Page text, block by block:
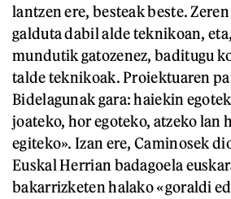
lantzen ere, besteak beste.
galduta dabil alde teknikoan,
mundutik gatozenez, baditugu
talde teknikoak. Proiektuaren
Bidelagunak gara: haiekin
joateko, hor egoteko, atzeko lan
egiteko». Izan ere, Caminosek
Euskal Herrian badagoela
bakarrizketen halako «goraldi